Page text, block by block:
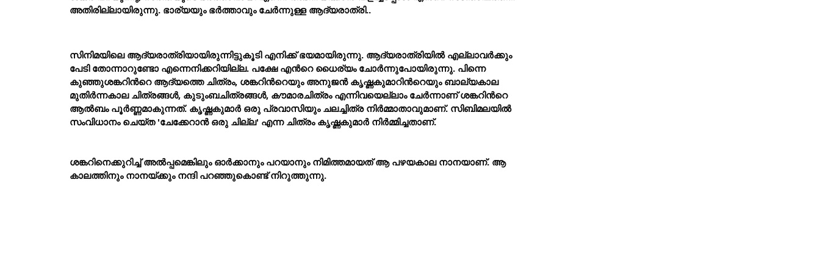
അതിരില്ലായിരുന്നു. ഭാര്യയും ഭര്ത്താവും ചേര്ന്നുള്ള ആദ്യരാത്രി..
സിനിമയിലെ ആദ്യരാത്രിയായിരുന്നിട്ടുകൂടി എനിക്ക് ഭയമായിരുന്നു. ആദ്യരാത്രിയില് എല്ലാവര്ക്കും
പേടി തോന്നാറുണ്ടോ എന്നെനിക്കറിയില്ല. പക്ഷേ എന്റെ ധൈര്യം ചോര്ന്നുപോയിരുന്നു. പിന്നെ
കുഞ്ഞുശങ്കറിന്റെ ആദ്യത്തെ ചിത്രം, ശങ്കറിന്റെയും അനുജന് കൃഷ്ണകുമാറിന്റെയും ബാല്യകാല
മുതിര്ന്നകാല ചിത്രങ്ങള്, കുടുംബചിത്രങ്ങള്, കൗമാരചിത്രം എന്നിവയെല്ലാം ചേര്ന്നാണ് ശങ്കറിന്റെ
ആല്ബം പൂര്ണ്ണമാകുന്നത്. കൃഷ്ണകുമാര് ഒരു പ്രവാസിയും ചലച്ചിത്ര നിര്മ്മാതാവുമാണ്. സിബിമലയില്
സംവിധാനം ചെയ്ത 'ചേക്കേറാന് ഒരു ചില്ല' എന്ന ചിത്രം കൃഷ്ണകുമാര് നിര്മ്മിച്ചതാണ്.
ശങ്കറിനെക്കുറിച്ച് അല്പ്പമെങ്കിലും ഓര്ക്കാനും പറയാനും നിമിത്തമായത് ആ പഴയകാല നാനയാണ്. ആ
കാലത്തിനും നാനയ്ക്കും നന്ദി പറഞ്ഞുകൊണ്ട് നിറുത്തുന്നു.